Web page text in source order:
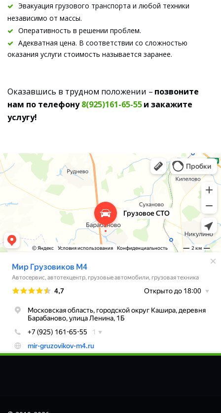
Эвакуация грузового транспорта и любой техники
независимо от массы.
Оперативность в решении проблем.
Адекватная цена. В соответствии со сложностью
оказания услуги стоимость называется заранее.
Оказавшись в трудном положении – позвоните
нам по телефону 8(925)161-65-55 и закажите
услугу!